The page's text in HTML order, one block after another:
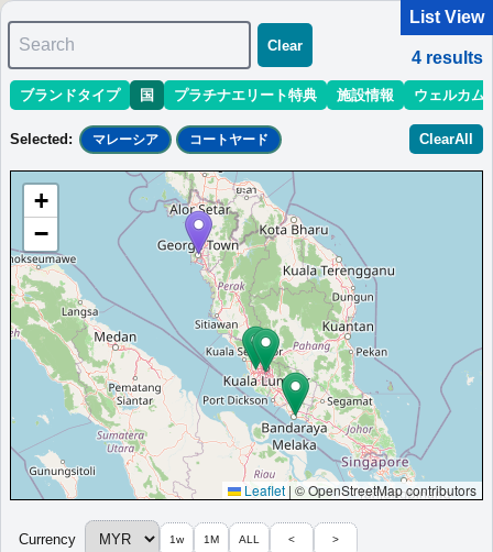
マリオット最新情報ホテル情報(アジア)ホテル特典攻略
1 - 4 of 4 results
Sort: 最低価格目安 開業時期 エリア 地域
コートヤード・ペナン
現代の旅行者のためにデザインされた、ジョージタウンでの滞在
に最適なペナンのホテルです。
マレーシアジョージタウン
開業:2020年 最低価格目安:￥ 380 MYR情報サイト:milogging
Marriott Bonvoyで価格をみる
プラチナエリート特典：
ウェルカムギフト朝食選択可,ラウンジアクセス有
（ラウンジ設置ホテルのみ）,客室アップグレード有（スイート含む）※ラウ
ンジ有の場合「ラウンジ朝食」固定,アフタヌーンティー無料（週末）
その他情報： ジョージタウン世界遺産地区,アンティーク地図展示
List View
Search
Clear
4 results
ブランドタイプ 国 プラチナエリート特典 施設情報 ウェルカム
Selected : マレーシア コートヤード ClearAll
+
−
Leaflet | © OpenStreetMap contributors
Currency 1w 1M ALL < >